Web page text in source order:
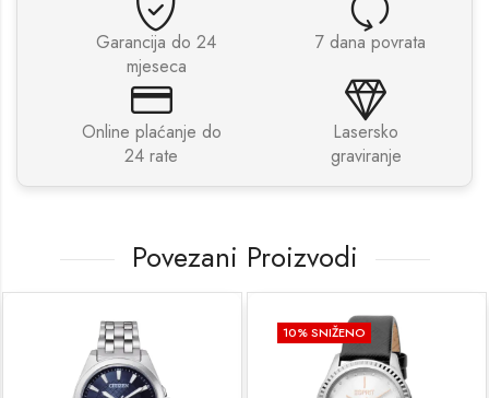
Garancija do 24
mjeseca
7 dana povrata
Online plaćanje do
24 rate
Lasersko
graviranje
Povezani Proizvodi
% SNIŽENO